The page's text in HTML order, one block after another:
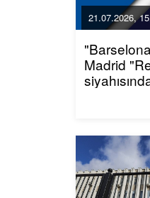
21.07.2026,
Madrid